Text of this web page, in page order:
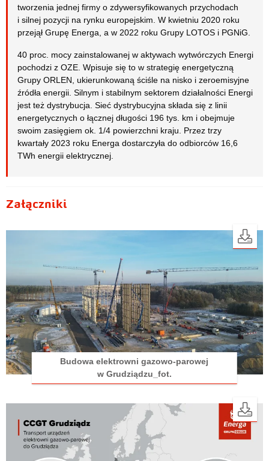
tworzenia jednej firmy o zdywersyfikowanych przychodach
i silnej pozycji na rynku europejskim. W kwietniu 2020 roku
przejął Grupę Energa, a w 2022 roku Grupy LOTOS i PGNiG.
40 proc. mocy zainstalowanej w aktywach wytwórczych Energi
pochodzi z OZE. Wpisuje się to w strategię energetyczną
Grupy ORLEN, ukierunkowaną ściśle na nisko i zeroemisyjne
źródła energii. Silnym i stabilnym sektorem działalności Energi
jest też dystrybucja. Sieć dystrybucyjna składa się z linii
energetycznych o łącznej długości 196 tys. km i obejmuje
swoim zasięgiem ok. 1/4 powierzchni kraju. Przez trzy
kwartały 2023 roku Energa dostarczyła do odbiorców 16,6
TWh energii elektrycznej.
Załączniki
Budowa elektrowni gazowo-parowej
w Grudziądzu_fot.